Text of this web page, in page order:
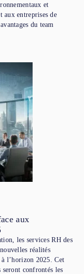
et
aux entreprises de
du team
aux
les services RH des
réalités
l’horizon 2025. Cet
confrontés les